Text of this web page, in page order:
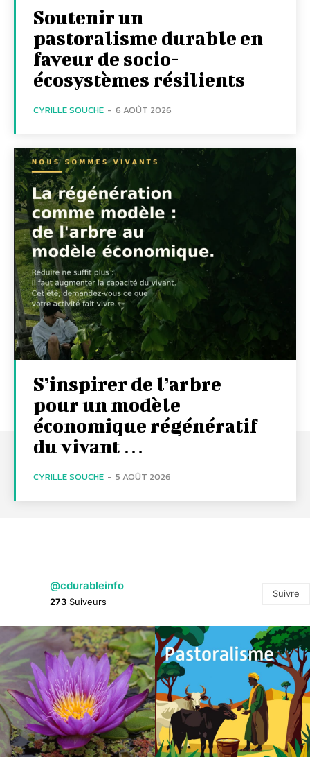
Soutenir un
pastoralisme durable en
faveur de socio-
écosystèmes résilients
CYRILLE SOUCHE - 6 AOÛT 2026
S’inspirer de l’arbre
pour un modèle
économique régénératif
du vivant …
CYRILLE SOUCHE - 5 AOÛT 2026
@cdurableinfo
273 Suiveurs
Suivre